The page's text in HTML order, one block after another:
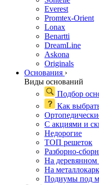
Everest
Promtex-Orient
Lonax
Benartti
DreamLine
Askona
Originals
Основания ›
Виды оснований
Подбор
Как
С акциями и
Недорогие
ТОП решеток
Разборно-
На деревянном
На
Подиумы под